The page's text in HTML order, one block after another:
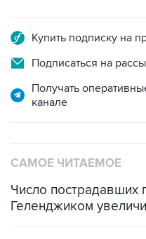
Купить подписку на
Подписаться на
Получать
канале
САМОЕ ЧИТАЕМОЕ
Число
Геленджиком